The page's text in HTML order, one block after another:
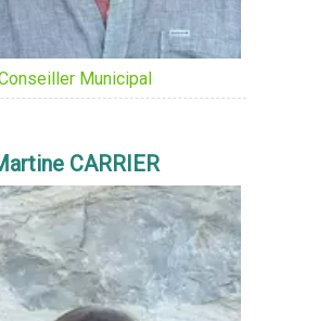
Municipal
CARRIER